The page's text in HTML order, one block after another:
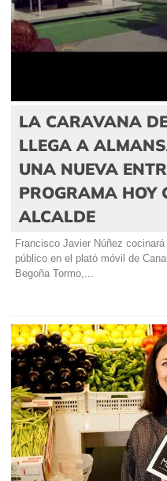
LA CARAVANA
LLEGA A
UNA NUEVA
PROGRAMA HOY
ALCALDE
Francisco Javier Núñez
público en el plató móvil de
Begoña Tormo,...